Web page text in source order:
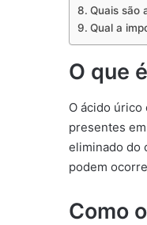
Quais são
Qual a
O que
O ácido
presentes
eliminado do
podem
Como